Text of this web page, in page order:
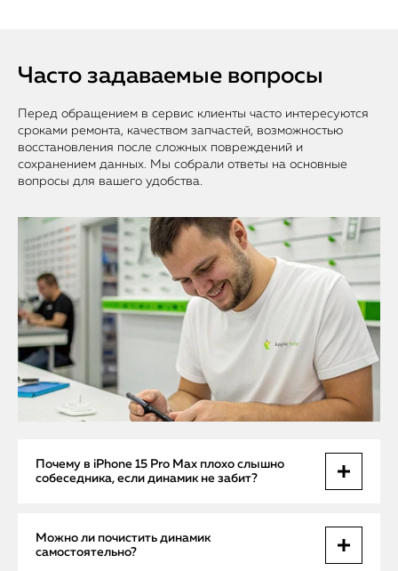
Часто задаваемые вопросы
Перед обращением в сервис клиенты часто интересуются
сроками ремонта, качеством запчастей, возможностью
восстановления после сложных повреждений и
сохранением данных. Мы собрали ответы на основные
вопросы для вашего удобства.
Почему в iPhone 15 Pro Max плохо слышно
собеседника, если динамик не забит?
Помимо загрязнений, проблема может быть в обрыве
шлейфа динамика или сбое в аудиоконтроллере на плате.
Также влияет обновление iOS, при котором нарушается
Можно ли почистить динамик
самостоятельно?